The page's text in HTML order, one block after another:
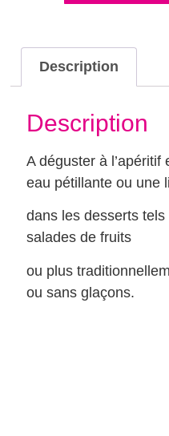
Description
Description
A déguster à
eau pétillante ou une
dans les desserts
salades de fruits
ou plus
ou sans glaçons.